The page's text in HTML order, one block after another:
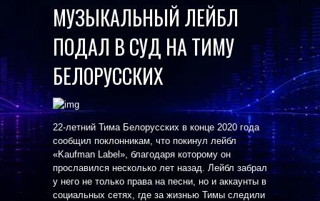
МУЗЫКАЛЬНЫЙ ЛЕЙБЛ
ПОДАЛ В СУД НА ТИМУ
БЕЛОРУССКИХ
22-летний Тима Белорусских в конце 2020 года
сообщил поклонникам, что покинул лейбл
«Kaufman Label», благодаря которому он
прославился несколько лет назад. Лейбл забрал
у него не только права на песни, но и аккаунты в
социальных сетях, где за жизнью Тимы следили